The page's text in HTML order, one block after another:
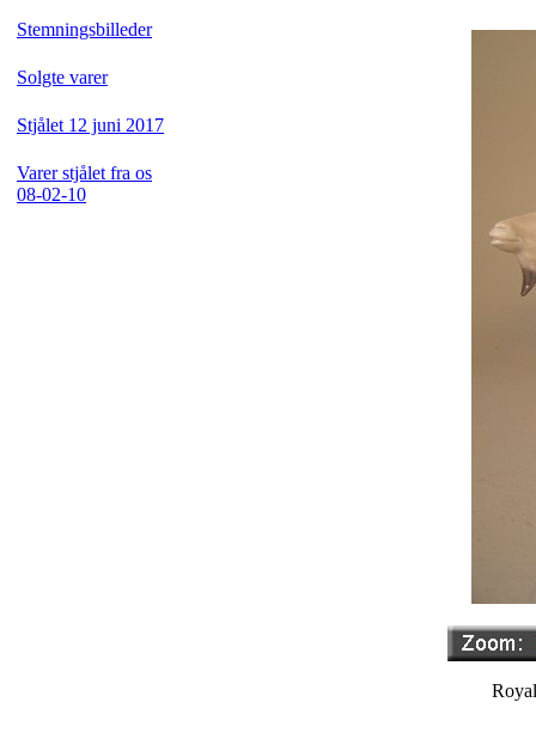
Stemningsbilleder
Solgte varer
Stjålet 12 juni 2017
Varer stjålet fra os
08-02-10